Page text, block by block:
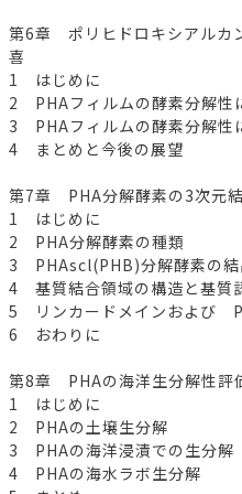
第6章 ポリヒドロキシアルカ
喜
1 はじめに
2 PHAフィルムの酵素分解性
3 PHAフィルムの酵素分解性
4 まとめと今後の展望
第7章 PHA分解酵素の3次元
1 はじめに
2 PHA分解酵素の種類
3 PHAscl(PHB)分解酵素の結
4 基質結合領域の構造と基質
5 リンカードメインおよび
6 おわりに
第8章 PHAの海洋生分解性
1 はじめに
2 PHAの土壌生分解
3 PHAの海洋浸漬での生分解
4 PHAの海水ラボ生分解